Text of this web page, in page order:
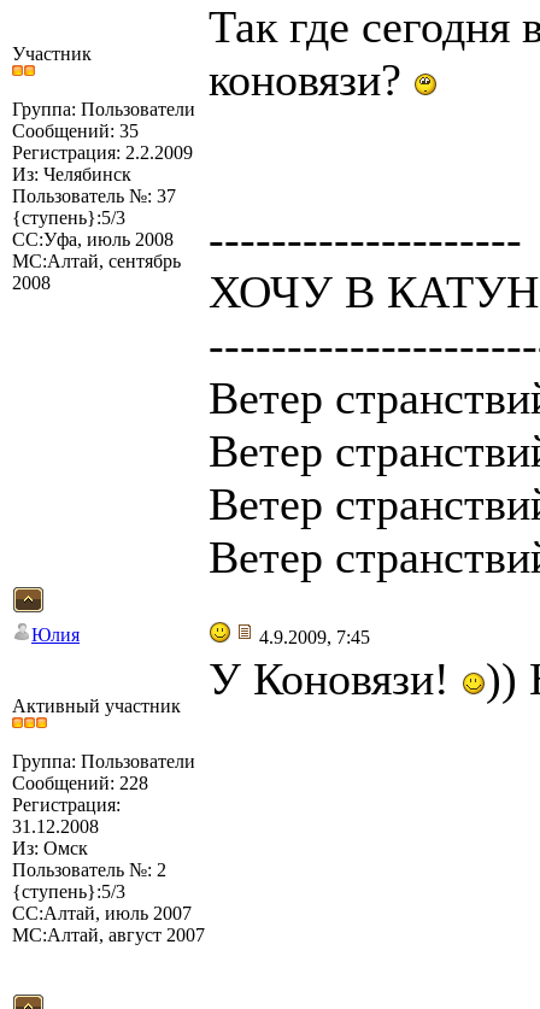
Участник
Группа: Пользователи
Сообщений: 35
Регистрация: 2.2.2009
Из: Челябинск
Пользователь №: 37
{ступень}:5/3
СС:Уфа, июль 2008
МС:Алтай, сентябрь
2008
Так где сегодня
коновязи?
--------------------
ХОЧУ В
Ветер
Ветер
Ветер
Ветер
Юлия 4.9.2009, 7:45
Активный участник
Группа: Пользователи
Сообщений: 228
Регистрация:
31.12.2008
Из: Омск
Пользователь №: 2
{ступень}:5/3
СС:Алтай, июль 2007
МС:Алтай, август 2007
У Коновязи! ))